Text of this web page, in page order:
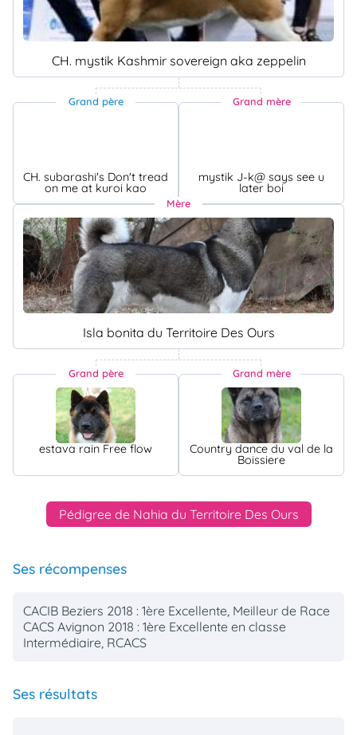
CH. mystik Kashmir sovereign aka zeppelin
Grand père
CH. subarashi's Don't tread
on me at kuroi kao
Grand mère
mystik J-k@ says see u
later boi
Mère
Isla bonita du Territoire Des Ours
Grand père
estava rain Free flow
Grand mère
Country dance du val de la
Boissiere
Pédigree de Nahia du Territoire Des Ours
Ses récompenses
CACIB Beziers 2018 : 1ère Excellente, Meilleur de Race
CACS Avignon 2018 : 1ère Excellente en classe
Intermédiaire, RCACS
Ses résultats